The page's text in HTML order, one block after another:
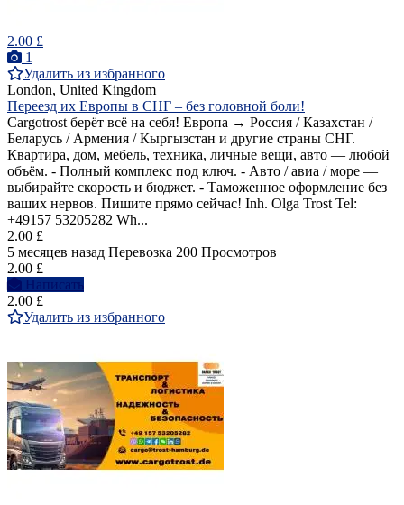
2.00 £
1
Удалить из избранного
London, United Kingdom
Переезд их Европы в СНГ – без головной боли!
Cargotrost берёт всё на себя! Европа → Россия / Казахстан /
Беларусь / Армения / Кыргызстан и другие страны СНГ.
Квартира, дом, мебель, техника, личные вещи, авто — любой
объём. - Полный комплекс под ключ. - Авто / авиа / море —
выбирайте скорость и бюджет. - Таможенное оформление без
ваших нервов. Пишите прямо сейчас! Inh. Olga Trost Tel:
+49157 53205282 Wh...
2.00 £
5 месяцев назад Перевозка 200 Просмотров
2.00 £
Написать
2.00 £
Удалить из избранного